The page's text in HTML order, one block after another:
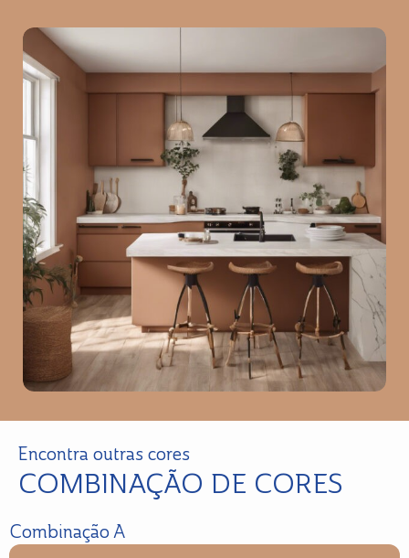
Encontra outras cores
COMBINAÇÃO DE CORES
Combinação A